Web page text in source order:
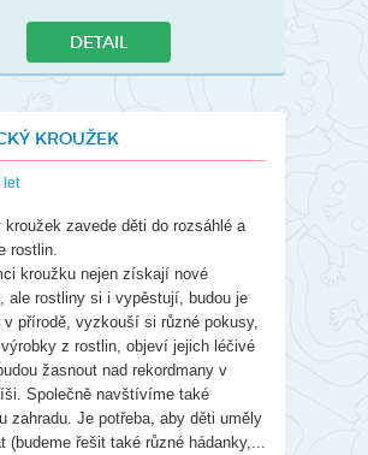
DETAIL
KROUŽEK
let
kroužek zavede děti do rozsáhlé a
rostlin.
kroužku nejen získají nové
ale rostliny si i vypěstují, budou je
v přírodě, vyzkouší si různé pokusy,
z rostlin, objeví jejich léčivé
žasnout nad rekordmany v
Společně navštívíme také
zahradu. Je potřeba, aby děti uměly
(budeme řešit také různé hádanky,...